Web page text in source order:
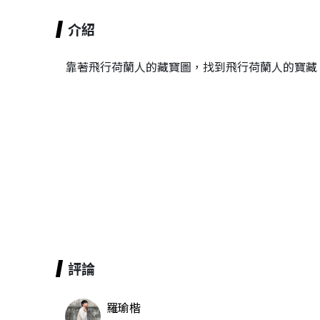
介紹
靠著飛行荷蘭人的藏寶圖，找到飛行荷蘭人的寶藏
評論
羅瑜楷